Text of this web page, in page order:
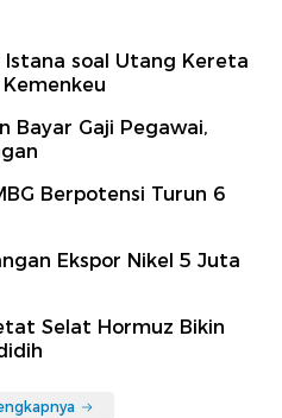
Istana soal Utang Kereta
Bayar Gaji Pegawai,
Berpotensi Turun 6
Ekspor Nikel 5 Juta
Selat Hormuz Bikin